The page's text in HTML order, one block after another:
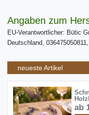
Angaben zum
EU-Verantwortlicher: Bütic
Deutschland,
neueste Artikel
ab